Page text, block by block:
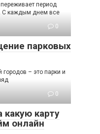
период
С каждым днем все
0
парковых
– это парки и
0
карту
онлайн